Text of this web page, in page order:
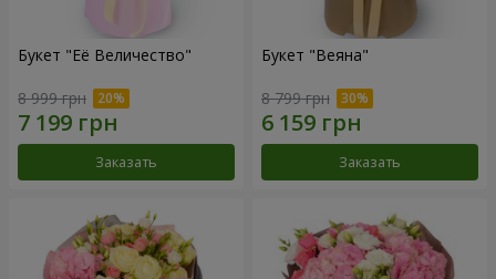
Букет "Её Величество"
8 999 грн
Заказать
Букет "Веяна"
8 799 грн
Заказать